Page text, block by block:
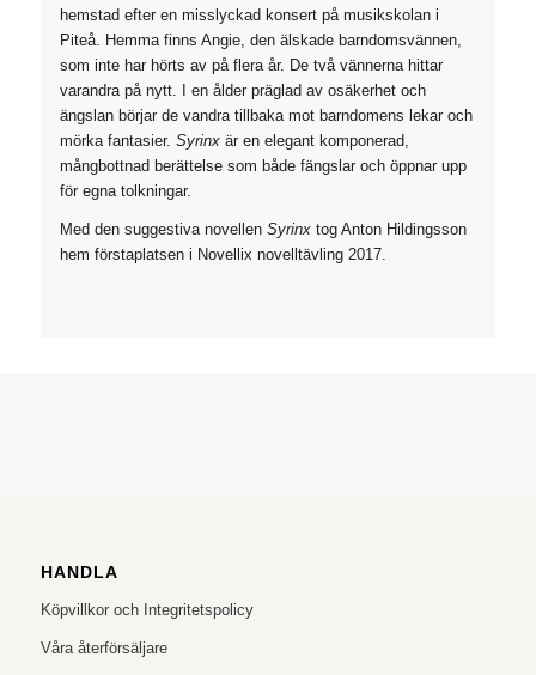
hemstad efter en misslyckad konsert på musikskolan i
Piteå. Hemma finns Angie, den älskade barndomsvännen,
som inte har hörts av på flera år. De två vännerna hittar
varandra på nytt. I en ålder präglad av osäkerhet och
ängslan börjar de vandra tillbaka mot barndomens lekar och
mörka fantasier. Syrinxär en elegant komponerad,
mångbottnad berättelse som både fängslar och öppnar upp
för egna tolkningar.
Med den suggestiva novellen Syrinxtog Anton Hildingsson
hem förstaplatsen i Novellix novelltävling 2017.
HANDLA
Köpvillkor och Integritetspolicy
Våra återförsäljare